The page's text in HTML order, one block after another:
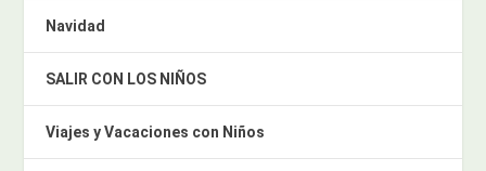
Navidad
SALIR CON LOS NIÑOS
Viajes y Vacaciones con Niños